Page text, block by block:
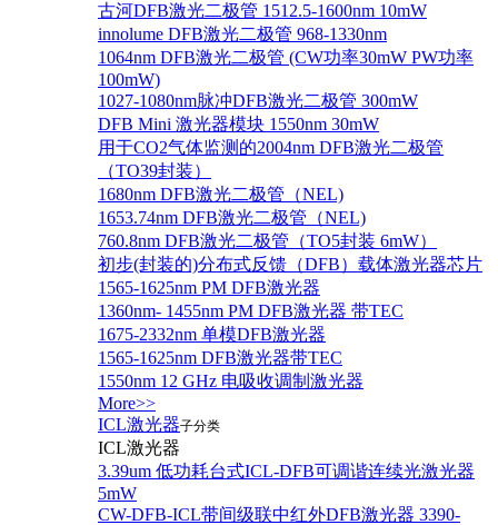
古河DFB激光二极管 1512.5-1600nm 10mW
innolume DFB激光二极管 968-1330nm
1064nm DFB激光二极管 (CW功率30mW PW功率
100mW)
1027-1080nm脉冲DFB激光二极管 300mW
DFB Mini 激光器模块 1550nm 30mW
用于CO2气体监测的2004nm DFB激光二极管
（TO39封装）
1680nm DFB激光二极管（NEL)
1653.74nm DFB激光二极管（NEL)
760.8nm DFB激光二极管（TO5封装 6mW）
初步(封装的)分布式反馈（DFB）载体激光器芯片
1565-1625nm PM DFB激光器
1360nm- 1455nm PM DFB激光器 带TEC
1675-2332nm 单模DFB激光器
1565-1625nm DFB激光器带TEC
1550nm 12 GHz 电吸收调制激光器
More>>
ICL激光器子分类
ICL激光器
3.39um 低功耗台式ICL-DFB可调谐连续光激光器
5mW
CW-DFB-ICL带间级联中红外DFB激光器 3390-